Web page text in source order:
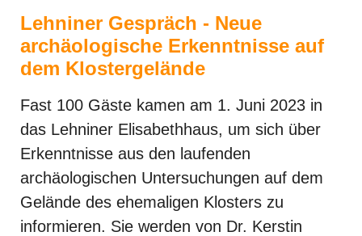
Lehniner Gespräch - Neue
archäologische Erkenntnisse auf
dem Klostergelände
Fast 100 Gäste kamen am 1. Juni 2023 in
das Lehniner Elisabethhaus, um sich über
Erkenntnisse aus den laufenden
archäologischen Untersuchungen auf dem
Gelände des ehemaligen Klosters zu
informieren. Sie werden von Dr. Kerstin